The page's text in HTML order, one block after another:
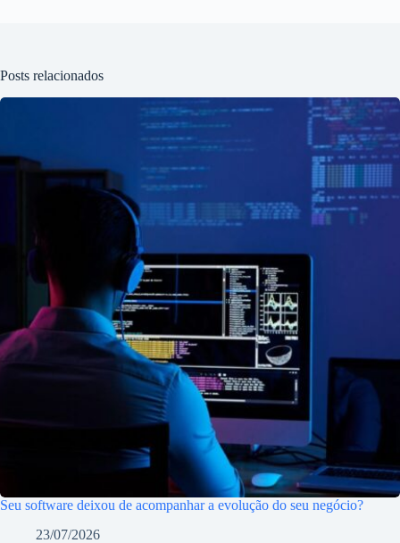
Posts relacionados
Seu software deixou de acompanhar a evolução do seu negócio?
23/07/2026